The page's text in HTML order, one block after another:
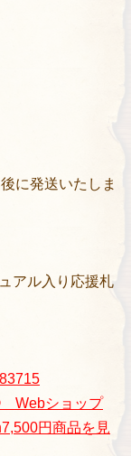
に発送いたしま
アル入り応援札
Webショップ
7,500円商品を見